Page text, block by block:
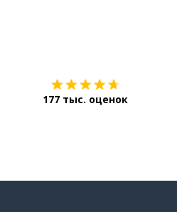
177 тыс. оценок